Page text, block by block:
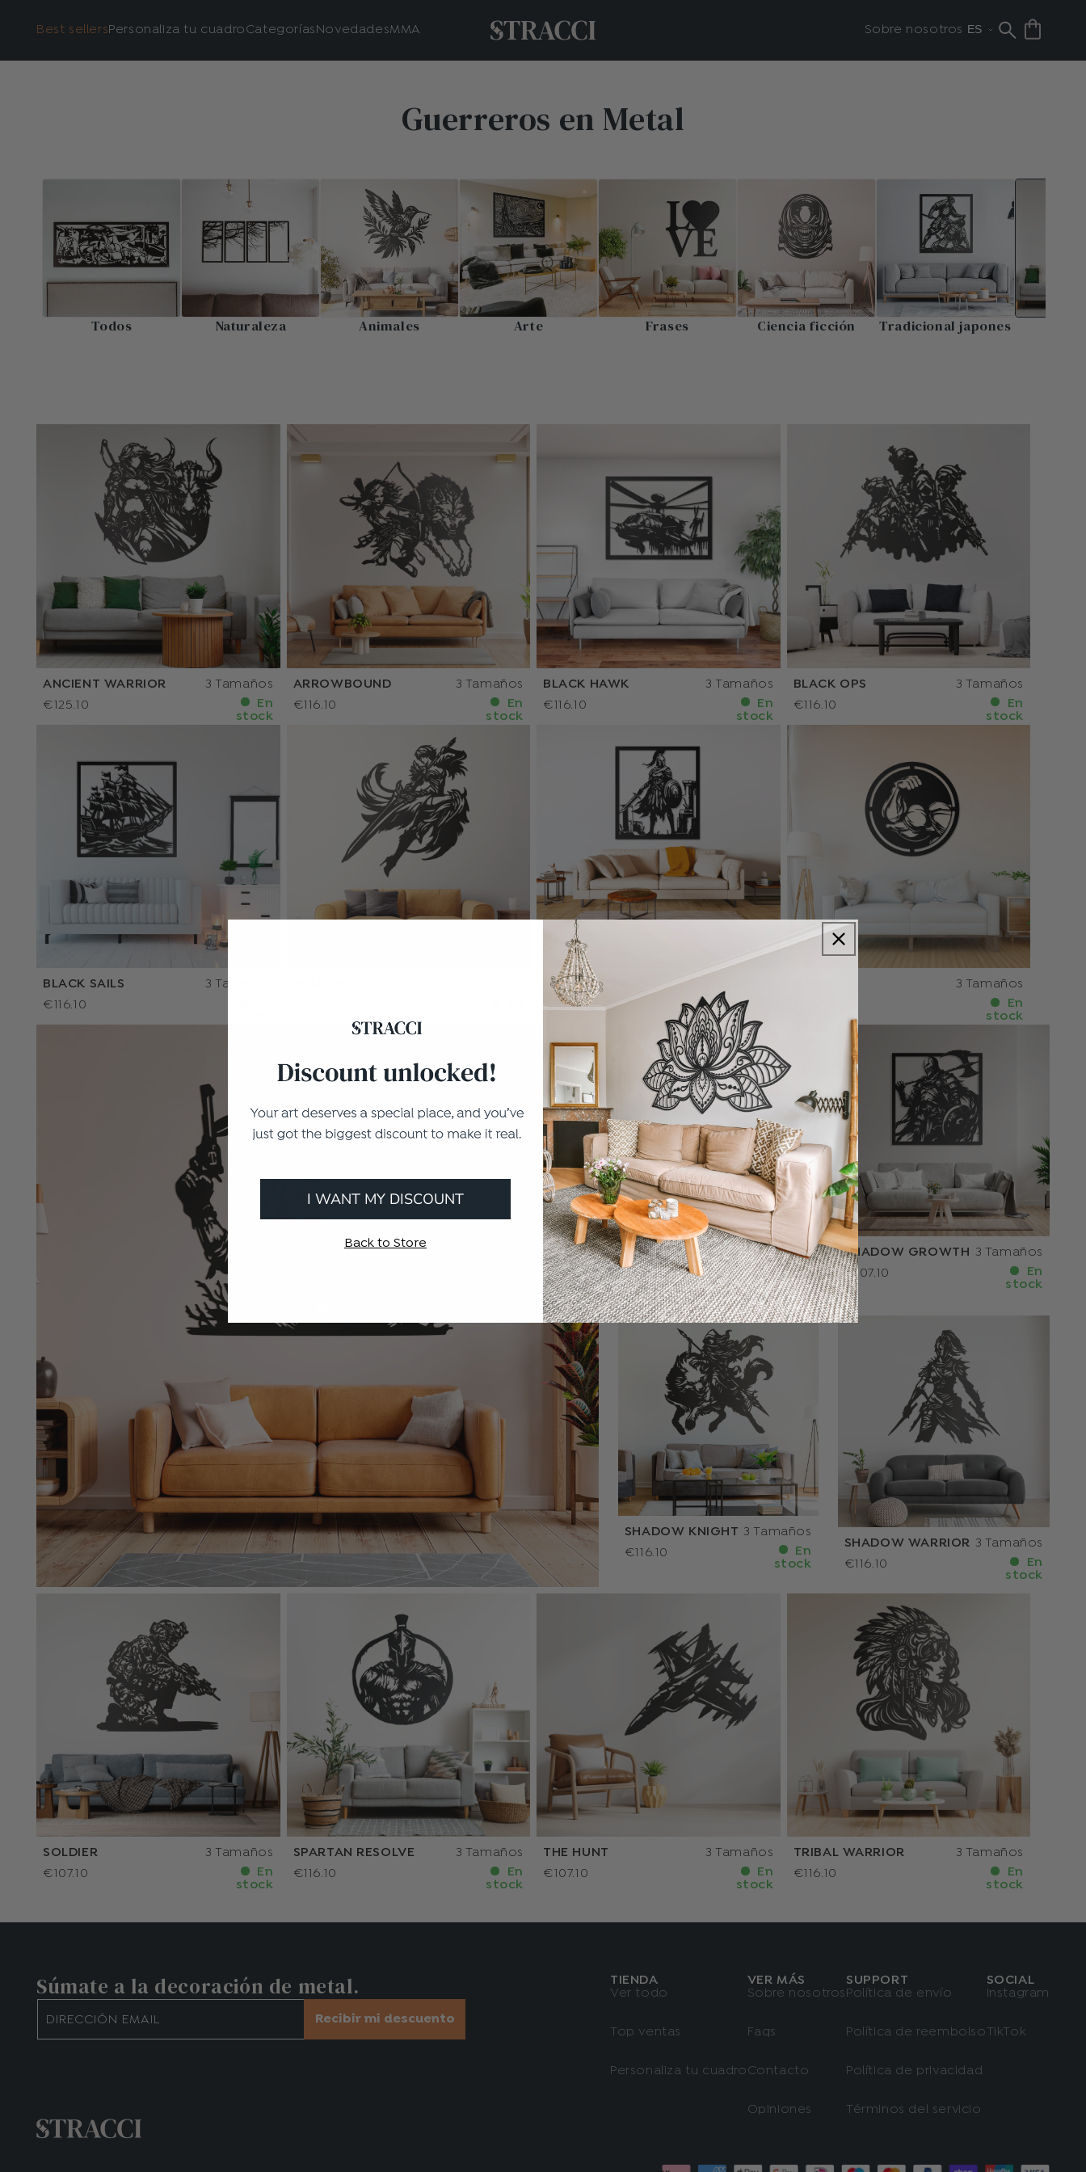
Best sellersPersonaliza tu cuadroCategoríasNovedadesMMA Sobre nosotros
Guerreros en Metal
Todos Naturaleza Animales Arte Frases Ciencia ficción Tradicional japones
ANCIENT WARRIOR
€125.10
3 Tamaños
En
stock
ARROWBOUND
€116.10
3 Tamaños
En
stock
BLACK HAWK
€116.10
3 Tamaños
En
stock
BLACK OPS
€116.10
3 Tamaños
En
stock
BLACK SAILS
€116.10
3 Tamaños
ECHO OF SPARTA
€116.10
stock
3 Tamaños
En
stock
€116.10
SCOPE
€107.10
3 Tamaños
En
stock
SHADOW GROWTH
€107.10
3 Tamaños
En
stock
SHADOW KNIGHT
€116.10
3 Tamaños
En
stock
SHADOW WARRIOR
€116.10
3 Tamaños
En
stock
SOLDIER
€107.10
3 Tamaños
En
stock
SPARTAN RESOLVE
€116.10
3 Tamaños
En
stock
THE HUNT
€107.10
3 Tamaños
En
stock
TRIBAL WARRIOR
€116.10
3 Tamaños
En
stock
Súmate a la decoración de metal.
DIRECCIÓN EMAIL Recibir mi descuento
TIENDA
Ver todo
Top ventas
Personaliza tu cuadro
VER MÁS
Sobre nosotros
Faqs
Contacto
Opiniones
SUPPORT
Política de envío
Política de reembolso
Política de privacidad
Términos del servicio
SOCIAL
Instagram
TikTok
I WANT MY DISCOUNT
Back to Store